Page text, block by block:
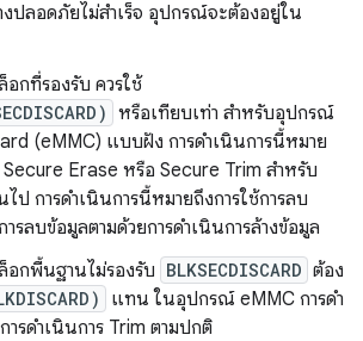
งปลอดภัยไม่สำเร็จ อุปกรณ์จะต้องอยู่ใน
กที่รองรับ ควรใช้
หรือเทียบเท่า สำหรับอุปกรณ์
(eMMC) แบบฝัง การดำเนินการนี้หมาย
Secure Erase หรือ Secure Trim สำหรับ
ป การดำเนินการนี้หมายถึงการใช้การลบ
รลบข้อมูลตามด้วยการดำเนินการล้างข้อมูล
กพื้นฐานไม่รองรับ BLKSECDISCARD ต้อง
แทน ในอุปกรณ์ eMMC การดํา
รดำเนินการ Trim ตามปกติ